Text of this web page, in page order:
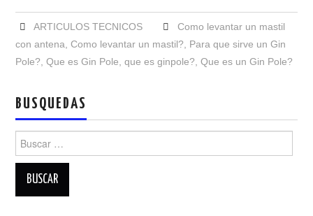
RADIOAFICIONADOS EN MEXICO
PROMOCIÓN DE LA RADIO AFICIÓN
SALÓN DE LA FAMA DEL CRECJ
SOLICITUD DE INGRESO
ARTICULOS TECNICOS
Como levantar un mastil
con antena,Como levantar un mastil?, Para que sirve un Gin
Pole?,Que es Gin Pole,que es ginpole?,Que es un Gin Pole?
BUSQUEDAS
Buscar: